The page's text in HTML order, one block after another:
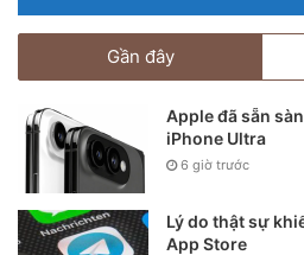
Gần đây
Apple đã sẵn
iPhone Ultra
6 giờ trước
Lý do thật sự
App Store